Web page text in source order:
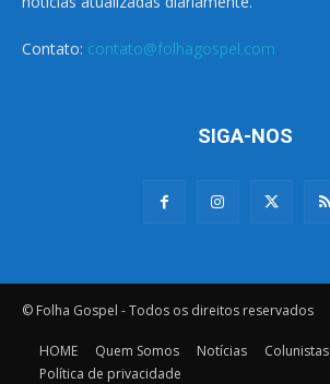
Contato: contato@folhagospel.com
SIGA-NOS
© Folha Gospel - Todos os direitos reservados
HOME Quem Somos Notícias Colunistas
Política de privacidade